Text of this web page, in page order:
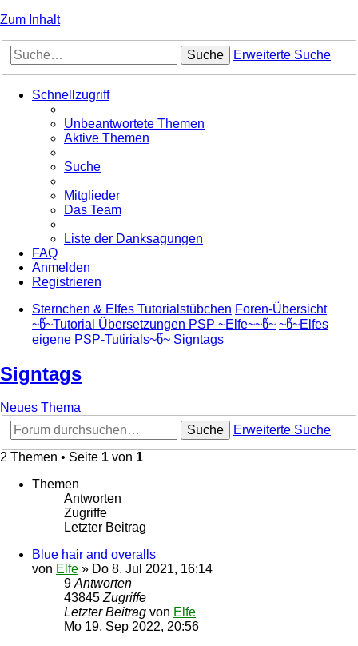
Zum Inhalt
Suche Erweiterte Suche
Schnellzugriff
Unbeantwortete Themen
Aktive Themen
Suche
Mitglieder
Das Team
Liste der Danksagungen
FAQ
Anmelden
Registrieren
Sternchen & Elfes Tutorialstübchen Foren-Übersicht
~წ~Tutorial Übersetzungen PSP ~Elfe~~წ~ ~წ~Elfes
eigene PSP-Tutirials~წ~ Signtags
Signtags
Neues Thema
Suche
Erweiterte Suche
2 Themen • Seite 1 von 1
Themen
Antworten
Zugriffe
Letzter Beitrag
Blue hair and overalls
von Elfe » Do 8. Jul 2021, 16:14
9 Antworten
43845 Zugriffe
Letzter Beitrag von Elfe
Mo 19. Sep 2022, 20:56